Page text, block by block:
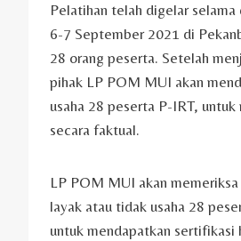
Pelatihan telah digelar selama
6-7 September 2021 di
28 orang peserta. Setelah
pihak LP POM MUI akan
usaha 28 peserta P-IRT,
secara faktual.
LP POM MUI akan
layak atau tidak usaha 28
untuk mendapatkan sertifikasi